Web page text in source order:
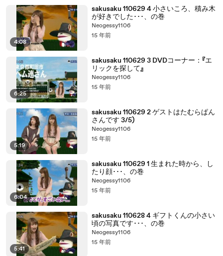
4:08
sakusaku 110629 4 小さいころ、積み木
が好きでした･･･、の巻
Neogessy1106
15 年前
6:25
sakusaku 110629 3 DVDコーナー：『エ
リックを探して』
Neogessy1106
15 年前
5:19
sakusaku 110629 2 ゲストはたむらぱん
さんです 3/5)
Neogessy1106
15 年前
6:04
sakusaku 110629 1 生まれた時から、し
たり顔･･･、の巻
Neogessy1106
15 年前
5:41
sakusaku 110628 4 ギフトくんの小さい
頃の写真です･･･、の巻
Neogessy1106
15 年前